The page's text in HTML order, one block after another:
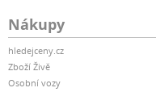
Nákupy
hledejceny.cz
Zboží Živě
Osobní vozy